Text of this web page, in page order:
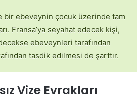
bir ebeveynin çocuk üzerinde tam
Fransa’ya seyahat edecek kişi,
ebeveynleri tarafından
tasdik edilmesi de şarttır.
Vize Evrakları